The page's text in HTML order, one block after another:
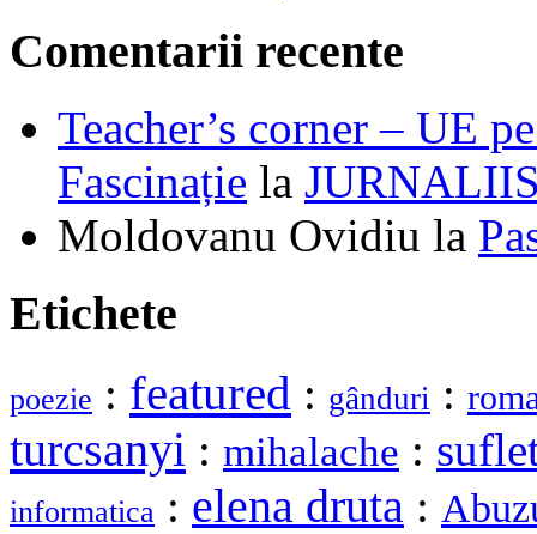
Comentarii recente
Teacher’s corner – UE
Fascinație la
Moldovanu Ovidiu la
Etichete
poezie : featured : gânduri :
turcsanyi : mihalache :
informatica : elena druta :